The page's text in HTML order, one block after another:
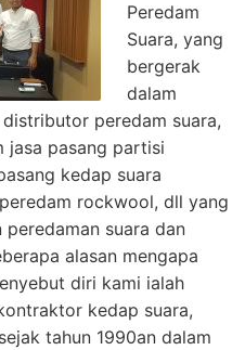
Peredam
Suara, yang
bergerak
dalam
peredam suara,
jasa pasang partisi
kedap suara
rockwool, dll yang
peredaman suara dan
alasan mengapa
diri kami ialah
kedap suara,
tahun 1990an dalam